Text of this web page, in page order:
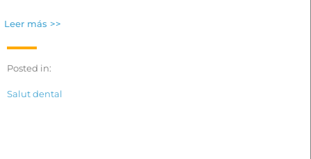
Leer más >>
Posted in:
Salut dental